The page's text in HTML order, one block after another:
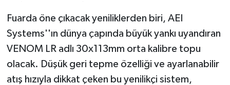
Fuarda öne çıkacak yeniliklerden biri, AEI
Systems''ın dünya çapında büyük yankı uyandıran
VENOM LR adlı 30x113mm orta kalibre topu
olacak. Düşük geri tepme özelliği ve ayarlanabilir
atış hızıyla dikkat çeken bu yenilikçi sistem,